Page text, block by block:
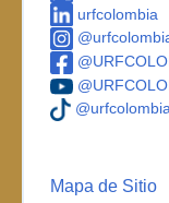
urfcolombia
@urfcolombia
Mapa de Sitio